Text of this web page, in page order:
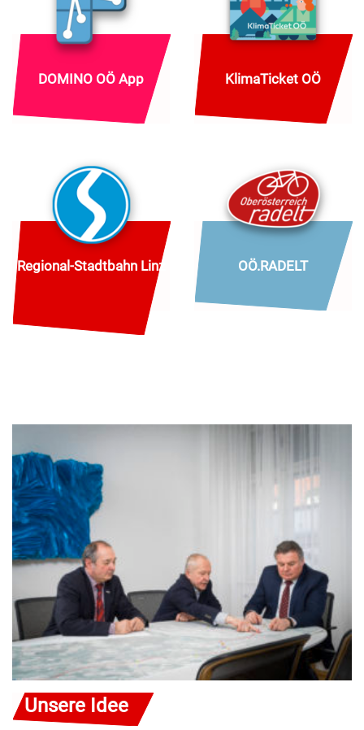
DOMINO OÖ App KlimaTicket OÖ
Regional-Stadtbahn Linz OÖ.RADELT
Unsere Idee